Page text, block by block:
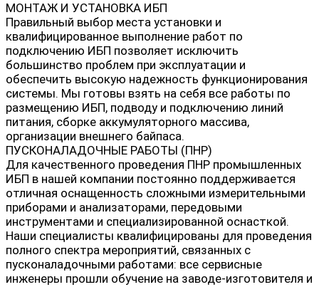
МОНТАЖ И УСТАНОВКА ИБП
Правильный выбор места установки и
квалифицированное выполнение работ по
подключению ИБП позволяет исключить
большинство проблем при эксплуатации и
обеспечить высокую надежность функционирования
системы. Мы готовы взять на себя все работы по
размещению ИБП, подводу и подключению линий
питания, сборке аккумуляторного массива,
организации внешнего байпаса.
ПУСКОНАЛАДОЧНЫЕ РАБОТЫ (ПНР)
Для качественного проведения ПНР промышленных
ИБП в нашей компании постоянно поддерживается
отличная оснащенность сложными измерительными
приборами и анализаторами, передовыми
инструментами и специализированной оснасткой.
Наши специалисты квалифицированы для проведения
полного спектра мероприятий, связанных с
пусконаладочными работами: все сервисные
инженеры прошли обучение на заводе-изготовителя и